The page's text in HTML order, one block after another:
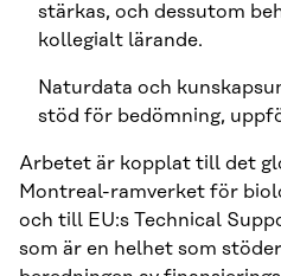
stärkas, och dessutom
kollegialt lärande.
Naturdata och
stöd för bedömning,
Arbetet är kopplat till det
Montreal-ramverket för
och till EU:s Technical
som är en helhet som